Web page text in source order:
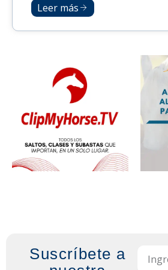
Leer más
Suscríbete a